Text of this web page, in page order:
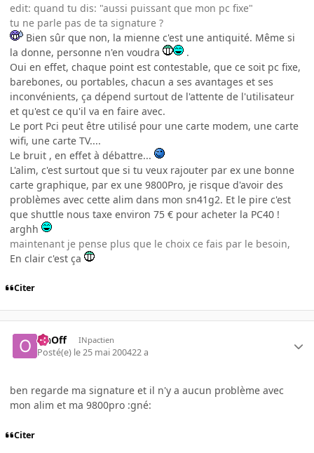
edit: quand tu dis: "aussi puissant que mon pc fixe"
tu ne parle pas de ta signature ?
Bien sûr que non, la mienne c'est une antiquité. Même si
la donne, personne n'en voudra
.
Oui en effet, chaque point est contestable, que ce soit pc fixe,
barebones, ou portables, chacun a ses avantages et ses
inconvénients, ça dépend surtout de l'attente de l'utilisateur
et qu'est ce qu'il va en faire avec.
Le port Pci peut être utilisé pour une carte modem, une carte
wifi, une carte TV....
Le bruit , en effet à débattre...
L'alim, c'est surtout que si tu veux rajouter par ex une bonne
carte graphique, par ex une 9800Pro, je risque d'avoir des
problèmes avec cette alim dans mon sn41g2. Et le pire c'est
que shuttle nous taxe environ 75 € pour acheter la PC40 !
arghh
maintenant je pense plus que le choix ce fais par le besoin,
En clair c'est ça
Citer
OnOff INpactien
Posté(e) le 25 mai 200422 a
ben regarde ma signature et il n'y a aucun problème avec
mon alim et ma 9800pro :gné:
Citer